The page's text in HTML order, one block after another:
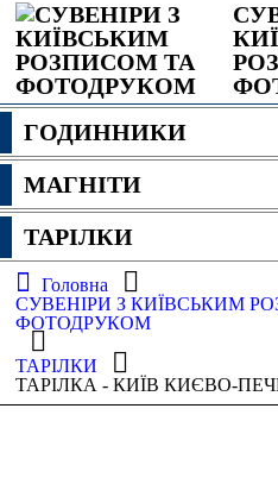
ГОДИННИКИ
МАГНІТИ
ТАРІЛКИ
Головна
СУВЕНІРИ З КИЇВСЬКИМ
ФОТОДРУКОМ
ТАРІЛКИ
ТАРІЛКА - КИЇВ КИЄВО-